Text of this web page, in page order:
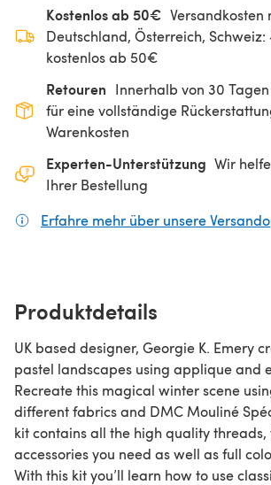
Kostenlos ab 50€ Versandkosten
Deutschland, Österreich,
kostenlos ab 50€
Retouren Innerhalb von 30
für eine vollständige
Warenkosten
Experten-Unterstützung Wir
Ihrer Bestellung
Erfahre mehr über unsere
Produktdetails
UK based designer, Georgie K. Emery
pastel landscapes using applique and
Recreate this magical winter scene
different fabrics and DMC Mouliné
kit contains all the high quality
accessories you need as well as full
With this kit you’ll learn how to use